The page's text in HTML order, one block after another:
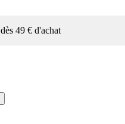
dès 49 € d'achat